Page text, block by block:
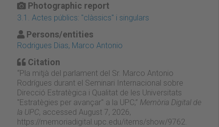
Photographic report
3.1. Actes públics: "clàssics" i singulars
Persons/entities
Rodrigues Dias, Marco Antonio
Citation
“Pla mitjà del parlament del Sr. Marco Antonio
Rodrígues durant el Seminari Internacional sobre
Direcció Estratègica i Qualitat de les Universitats
"Estratègies per avançar" a la UPC,” Memòria Digital de
la UPC, accessed August 7, 2026,
https://memoriadigital.upc.edu/items/show/9762